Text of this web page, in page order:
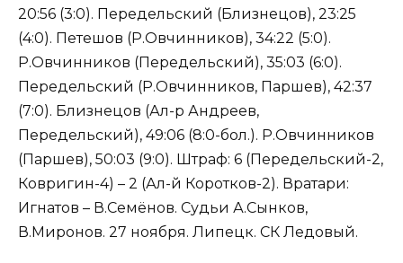
20:56 (3:0). Передельский (Близнецов), 23:25
(4:0). Петешов (Р.Овчинников), 34:22 (5:0).
Р.Овчинников (Передельский), 35:03 (6:0).
Передельский (Р.Овчинников, Паршев), 42:37
(7:0). Близнецов (Ал-р Андреев,
Передельский), 49:06 (8:0-бол.). Р.Овчинников
(Паршев), 50:03 (9:0). Штраф: 6 (Передельский-2,
Ковригин-4) – 2 (Ал-й Коротков-2). Вратари:
Игнатов – В.Семёнов. Судьи А.Сынков,
В.Миронов. 27 ноября. Липецк. СК Ледовый.